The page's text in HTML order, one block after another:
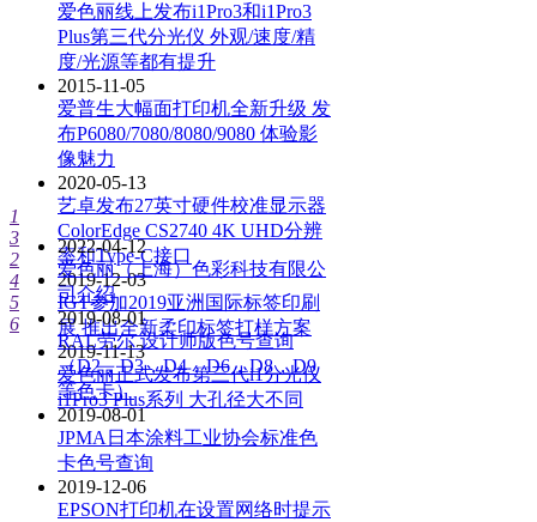
爱色丽线上发布i1Pro3和i1Pro3
Plus第三代分光仪 外观/速度/精
度/光源等都有提升
2015-11-05
爱普生大幅面打印机全新升级 发
布P6080/7080/8080/9080 体验影
像魅力
2020-05-13
艺卓发布27英寸硬件校准显示器
ColorEdge CS2740 4K UHD分辨
率和Type-C接口
2019-12-03
IGT参加2019亚洲国际标签印刷
展 推出全新柔印标签打样方案
2019-11-13
爱色丽正式发布第三代i1分光仪
i1Pro3 Plus系列 大孔径大不同
1
3
2
4
5
6
2022-04-12
爱色丽（上海）色彩科技有限公
司介绍
2019-08-01
RAL劳尔 设计师版色号查询
（D2，D3，D4，D6，D8，D9
等色卡）
2019-08-01
JPMA日本涂料工业协会标准色
卡色号查询
2019-12-06
EPSON打印机在设置网络时提示